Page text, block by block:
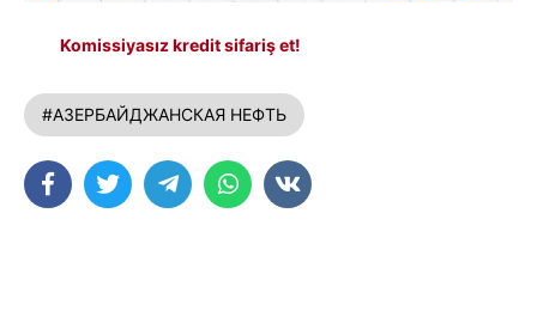
Komissiyasız kredit sifariş et!
#АЗЕРБАЙДЖАНСКАЯ НЕФТЬ